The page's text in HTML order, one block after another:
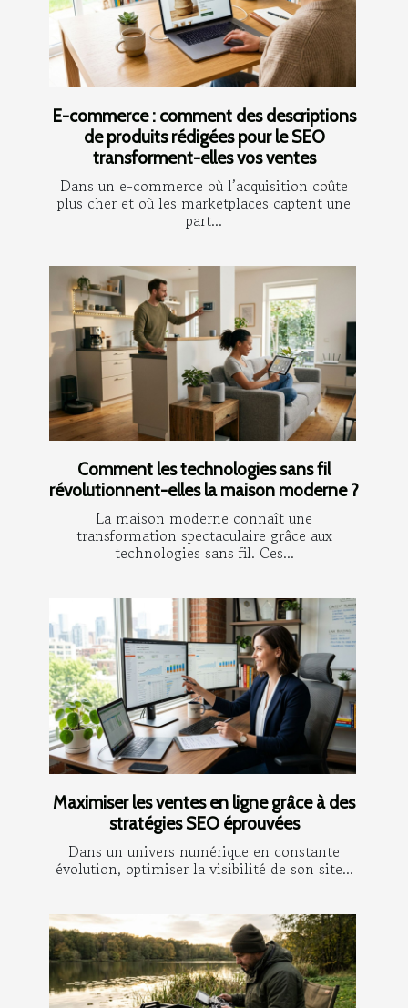
E-commerce : comment des descriptions
de produits rédigées pour le SEO
transforment-elles vos ventes
Dans un e-commerce où l’acquisition coûte
plus cher et où les marketplaces captent une
part...
Comment les technologies sans fil
révolutionnent-elles la maison moderne ?
La maison moderne connaît une
transformation spectaculaire grâce aux
technologies sans fil. Ces...
Maximiser les ventes en ligne grâce à des
stratégies SEO éprouvées
Dans un univers numérique en constante
évolution, optimiser la visibilité de son site...